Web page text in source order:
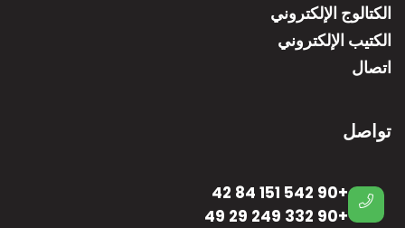
الكتالوج الإلكتروني
الكتيب الإلكتروني
اتصال
تواصل
+90 542 151 84 42
+90 332 249 29 49